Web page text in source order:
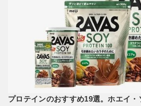
プロテインのおすすめ19選。ホエイ